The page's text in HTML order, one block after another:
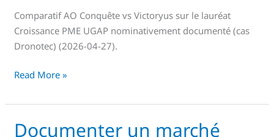
Comparatif AO Conquête vs Victoryus sur le lauréat
Croissance PME UGAP nominativement documenté (cas
Dronotec) (2026-04-27).
de
de
Read More »
Documenter un marché
Documenter